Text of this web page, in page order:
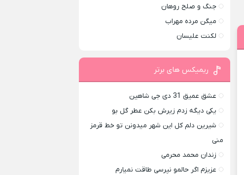
جنگ و صلح روهان
میگن مرده مهراب
لکنت علیسان
ریمیکس های برتر
عشق عمیق 31 دی جی شاهین
یکی دیگه زدم زیرش بکن عطر گل بو
شیرین دلم کل این شهر میدونن تو خط قرمز
منی
زندان محمد محرمی
عزیزم اگر حالمو نپرسی طاقت نمیارم